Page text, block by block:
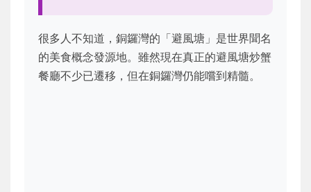
很多人不知道，銅鑼灣的「避風塘」是世界聞名
的美食概念發源地。雖然現在真正的避風塘炒蟹
餐廳不少已遷移，但在銅鑼灣仍能嚐到精髓。